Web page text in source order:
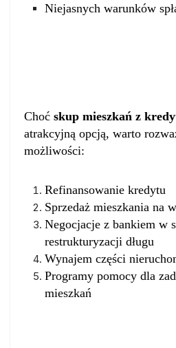
Niejasnych warunków
Choć skup mieszkań z
atrakcyjną opcją, warto
możliwości:
Refinansowanie kredytu
Sprzedaż mieszkania na
Negocjacje z bankiem w
restrukturyzacji długu
Wynajem części
Programy pomocy dla
mieszkań